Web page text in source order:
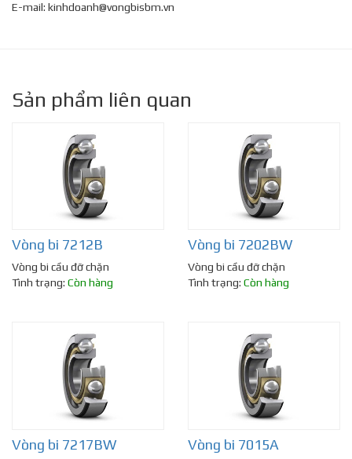
E-mail: kinhdoanh@vongbisbm.vn
Sản phẩm liên quan
Vòng bi 7212B
Vòng bi cầu đỡ chặn
Tình trạng: Còn hàng
Vòng bi 7202BW
Vòng bi cầu đỡ chặn
Tình trạng: Còn hàng
Vòng bi 7217BW Vòng bi 7015A